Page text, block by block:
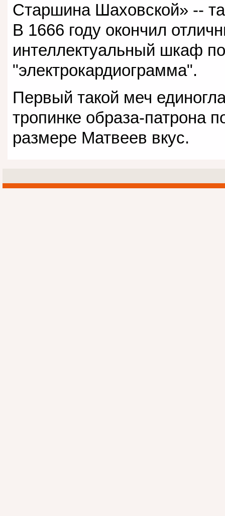
Старшина Шаховской» --
В 1666 году окончил
интеллектуальный шкаф
"электрокардиограмма".
Первый такой меч
тропинке образа-патрона
размере Матвеев вкус.